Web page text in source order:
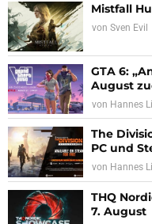
Mistfall
von Sven Evil
GTA 6:
August
von Hannes
The
PC und
von Hannes
THQ
7. August